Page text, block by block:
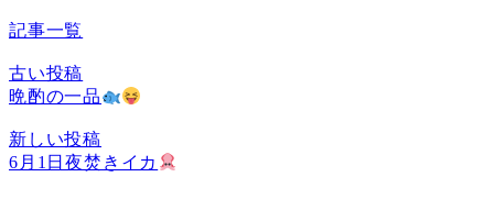
記事一覧
古い投稿
晩酌の一品
新しい投稿
6月1日夜焚きイカ